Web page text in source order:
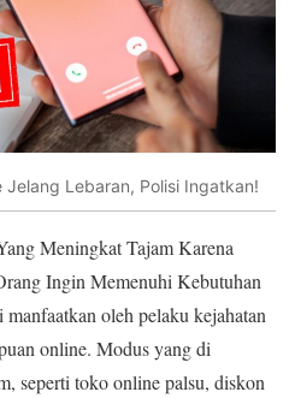
Jelang Lebaran, Polisi Ingatkan!
Meningkat Tajam Karena
Ingin Memenuhi Kebutuhan
oleh pelaku kejahatan
online. Modus yang di
seperti toko online palsu, diskon